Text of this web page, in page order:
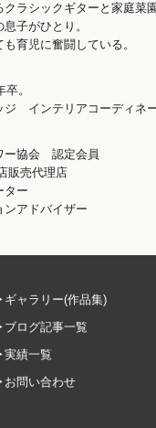
ラシックギターと家庭菜園
子がひとり。
育児に奮闘している。
。
ジ インテリアコーディネ
ー協会 認定会員
販売代理店
ター
ンアドバイザー
ャラリー(作品集)
ログ記事一覧
績一覧
問い合わせ